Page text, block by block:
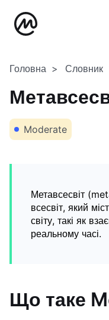
Головна Словник
Moderate
Метавсесвіт
всесвіт, який
світу, такі як
реальному часі.
Що таке